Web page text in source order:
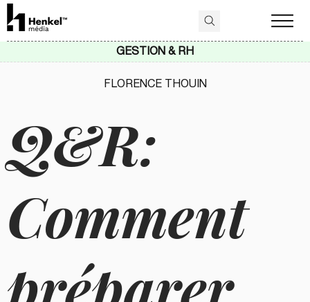
Q&R:
Comment
préparer
FLORENCE THOUIN
GESTION & RH